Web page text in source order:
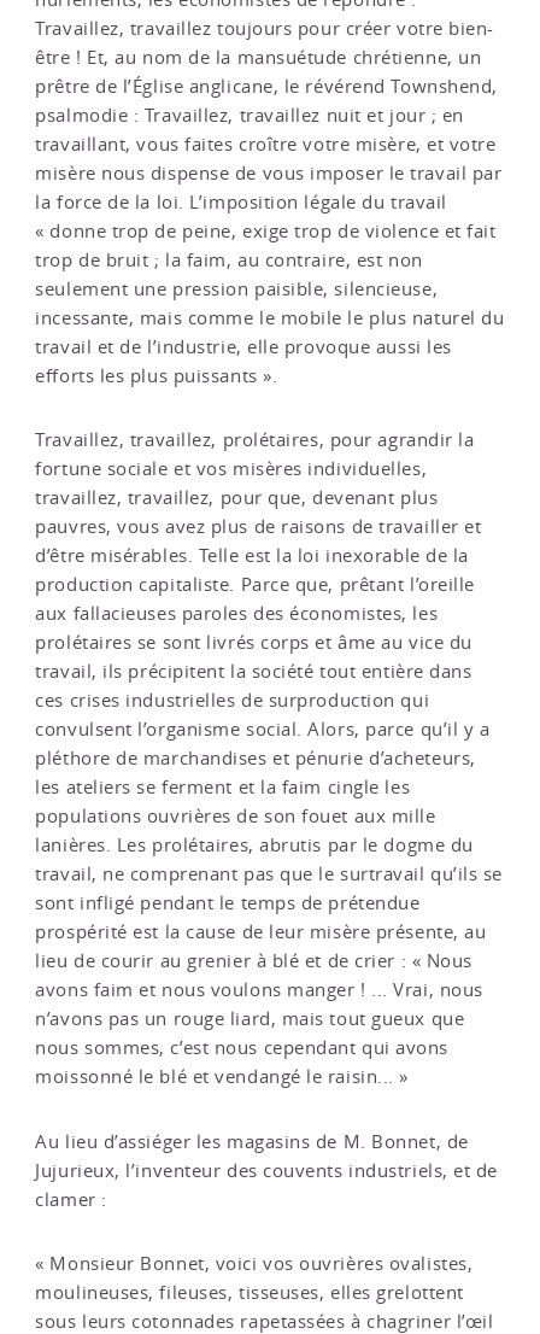
Travaillez, travaillez toujours pour créer votre bien-
être ! Et, au nom de la mansuétude chrétienne, un
prêtre de l’Église anglicane, le révérend Townshend,
psalmodie : Travaillez, travaillez nuit et jour ; en
travaillant, vous faites croître votre misère, et votre
misère nous dispense de vous imposer le travail par
la force de la loi. L’imposition légale du travail
« donne trop de peine, exige trop de violence et fait
trop de bruit ; la faim, au contraire, est non
seulement une pression paisible, silencieuse,
incessante, mais comme le mobile le plus naturel du
travail et de l’industrie, elle provoque aussi les
efforts les plus puissants ».
Travaillez, travaillez, prolétaires, pour agrandir la
fortune sociale et vos misères individuelles,
travaillez, travaillez, pour que, devenant plus
pauvres, vous avez plus de raisons de travailler et
d’être misérables. Telle est la loi inexorable de la
production capitaliste. Parce que, prêtant l’oreille
aux fallacieuses paroles des économistes, les
prolétaires se sont livrés corps et âme au vice du
travail, ils précipitent la société tout entière dans
ces crises industrielles de surproduction qui
convulsent l’organisme social. Alors, parce qu’il y a
pléthore de marchandises et pénurie d’acheteurs,
les ateliers se ferment et la faim cingle les
populations ouvrières de son fouet aux mille
lanières. Les prolétaires, abrutis par le dogme du
travail, ne comprenant pas que le surtravail qu’ils se
sont infligé pendant le temps de prétendue
prospérité est la cause de leur misère présente, au
lieu de courir au grenier à blé et de crier : « Nous
avons faim et nous voulons manger ! ... Vrai, nous
n’avons pas un rouge liard, mais tout gueux que
nous sommes, c’est nous cependant qui avons
moissonné le blé et vendangé le raisin... »
Au lieu d’assiéger les magasins de M. Bonnet, de
Jujurieux, l’inventeur des couvents industriels, et de
clamer :
« Monsieur Bonnet, voici vos ouvrières ovalistes,
moulineuses, fileuses, tisseuses, elles grelottent
sous leurs cotonnades rapetassées à chagriner l’œil